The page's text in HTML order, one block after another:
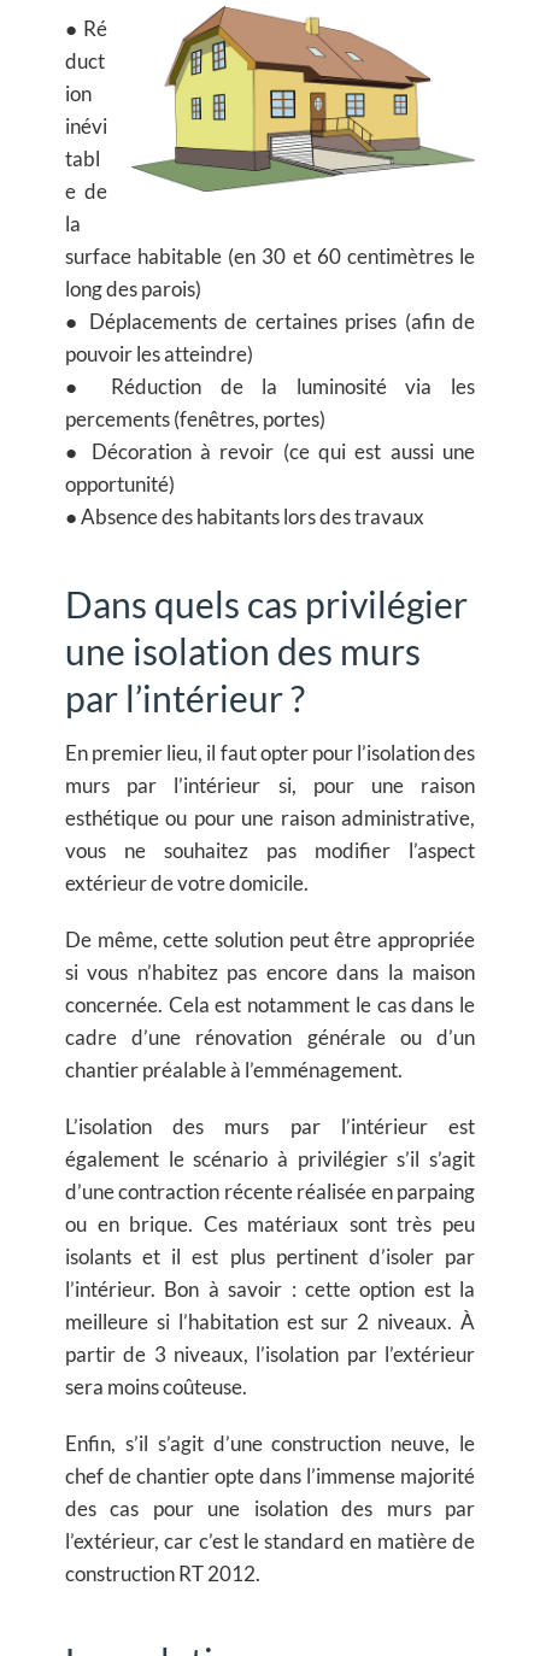
● Ré
duct
ion
inévi
tabl
e de
la
surface habitable (en 30 et 60 centimètres le
long des parois)
● Déplacements de certaines prises (afin de
pouvoir les atteindre)
● Réduction de la luminosité via les
percements (fenêtres, portes)
● Décoration à revoir (ce qui est aussi une
opportunité)
● Absence des habitants lors des travaux
Dans quels cas privilégier
une isolation des murs
par l’intérieur ?
En premier lieu, il faut opter pour l’isolation des
murs par l’intérieur si, pour une raison
esthétique ou pour une raison administrative,
vous ne souhaitez pas modifier l’aspect
extérieur de votre domicile.
De même, cette solution peut être appropriée
si vous n’habitez pas encore dans la maison
concernée. Cela est notamment le cas dans le
cadre d’une rénovation générale ou d’un
chantier préalable à l’emménagement.
L’isolation des murs par l’intérieur est
également le scénario à privilégier s’il s’agit
d’une contraction récente réalisée en parpaing
ou en brique. Ces matériaux sont très peu
isolants et il est plus pertinent d’isoler par
l’intérieur. Bon à savoir : cette option est la
meilleure si l’habitation est sur 2 niveaux. À
partir de 3 niveaux, l’isolation par l’extérieur
sera moins coûteuse.
Enfin, s’il s’agit d’une construction neuve, le
chef de chantier opte dans l’immense majorité
des cas pour une isolation des murs par
l’extérieur, car c’est le standard en matière de
construction RT 2012.